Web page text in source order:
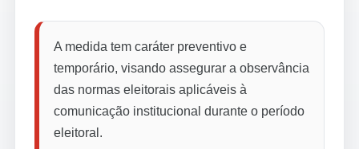
A medida tem caráter preventivo e
temporário, visando assegurar a observância
das normas eleitorais aplicáveis à
comunicação institucional durante o período
eleitoral.